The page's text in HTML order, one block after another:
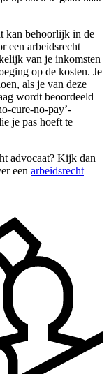
kan behoorlijk in de
een arbeidsrecht
van je inkomsten
op de kosten. Je
als je van deze
wordt beoordeeld
cure-no-pay’-
je pas hoeft te
advocaat? Kijk dan
een arbeidsrecht